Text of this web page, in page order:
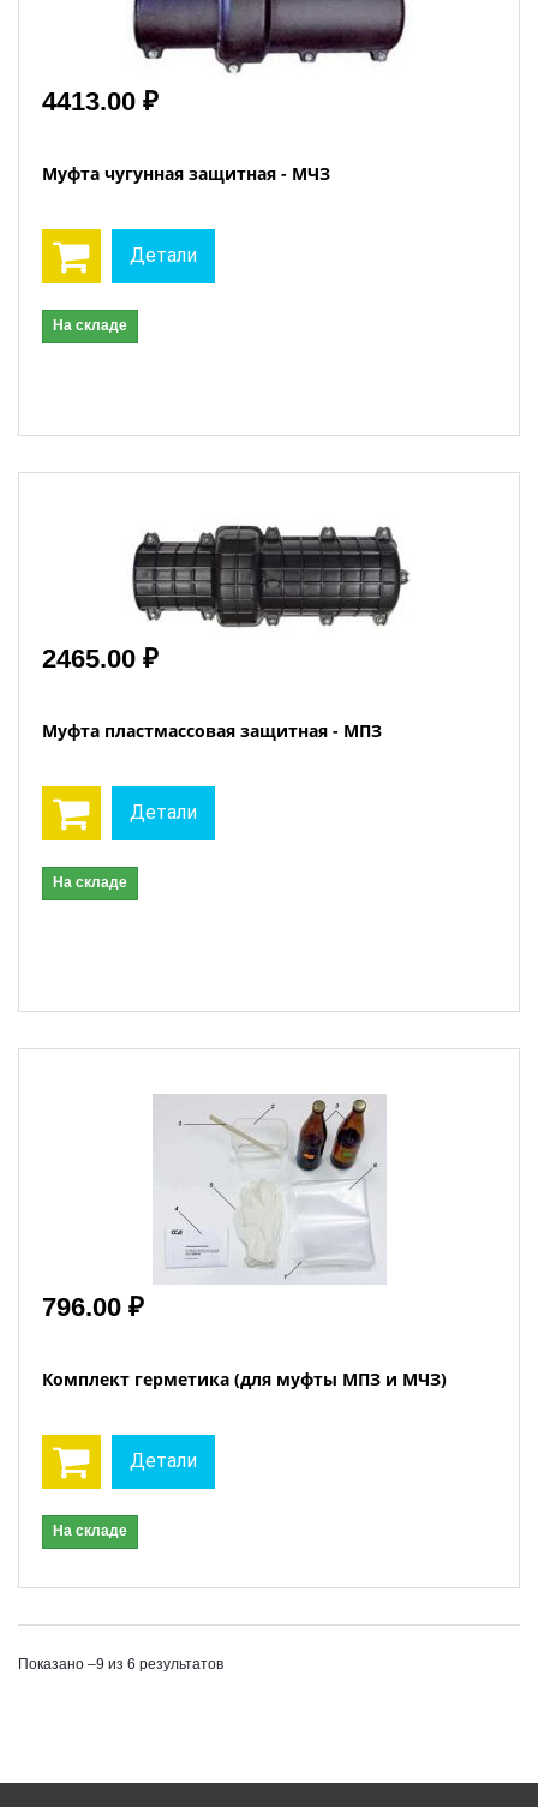
4413.00 ₽
Муфта чугунная защитная - МЧЗ
Детали
На складе
2465.00 ₽
Муфта пластмассовая защитная - МПЗ
Детали
На складе
796.00 ₽
Комплект герметика (для муфты МПЗ и МЧЗ)
Детали
На складе
Показано –9 из 6 результатов